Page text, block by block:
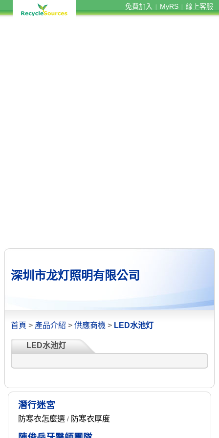
免費加入 MyRS 線上客服
深圳市龙灯照明有限公司
首頁 > 產品介紹 > 供應商機 > LED水池灯
LED水池灯
潛行迷宮
防寒衣怎麼選/ 防寒衣厚度